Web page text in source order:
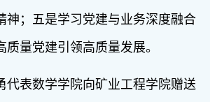
神；五是学习党建与业务深度融合
量党建引领高质量发展。
代表数学学院向矿业工程学院赠送